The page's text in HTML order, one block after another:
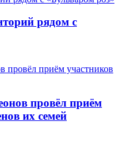
рядом с
провёл приём
их семей